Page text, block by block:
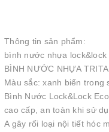
Thông tin sản phẩm:
bình nước nhựa
BÌNH NƯỚC NHỰA
Màu sắc: xanh biển trong
Bình Nước Lock&Lock
cao cấp, an toàn khi sử
A gây rối loại nội tiết hóc